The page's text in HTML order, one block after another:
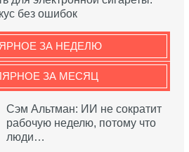
без ошибок
ЗА НЕДЕЛЮ
ЗА МЕСЯЦ
Сэм Альтман: ИИ не сократит
рабочую неделю, потому что
люди…